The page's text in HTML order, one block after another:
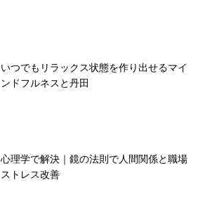
いつでもリラックス状態を作り出せるマイ
ンドフルネスと丹田
心理学で解決｜鏡の法則で人間関係と職場
ストレス改善